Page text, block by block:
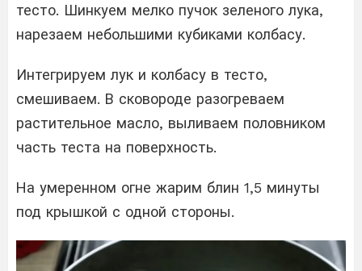
тесто. Шинкуем мелко пучок зеленого лука,
нарезаем небольшими кубиками колбасу.
Интегрируем лук и колбасу в тесто,
смешиваем. В сковороде разогреваем
растительное масло, выливаем половником
часть теста на поверхность.
На умеренном огне жарим блин 1,5 минуты
под крышкой с одной стороны.